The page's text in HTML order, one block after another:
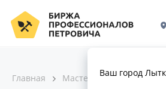
Главная Мастера по ремонту
Ваш город